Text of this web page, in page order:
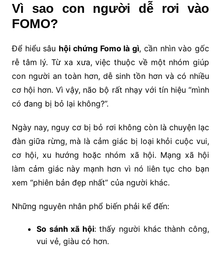
Vì sao con người dễ rơi vào
FOMO?
Để hiểu sâu hội chứng Fomo là gì, cần nhìn vào gốc
rễ tâm lý. Từ xa xưa, việc thuộc về một nhóm giúp
con người an toàn hơn, dễ sinh tồn hơn và có nhiều
cơ hội hơn. Vì vậy, não bộ rất nhạy với tín hiệu “mình
có đang bị bỏ lại không?”.
Ngày nay, nguy cơ bị bỏ rơi không còn là chuyện lạc
đàn giữa rừng, mà là cảm giác bị loại khỏi cuộc vui,
cơ hội, xu hướng hoặc nhóm xã hội. Mạng xã hội
làm cảm giác này mạnh hơn vì nó liên tục cho bạn
xem “phiên bản đẹp nhất” của người khác.
Những nguyên nhân phổ biến phải kể đến:
So sánh xã hội: thấy người khác thành công,
vui vẻ, giàu có hơn.